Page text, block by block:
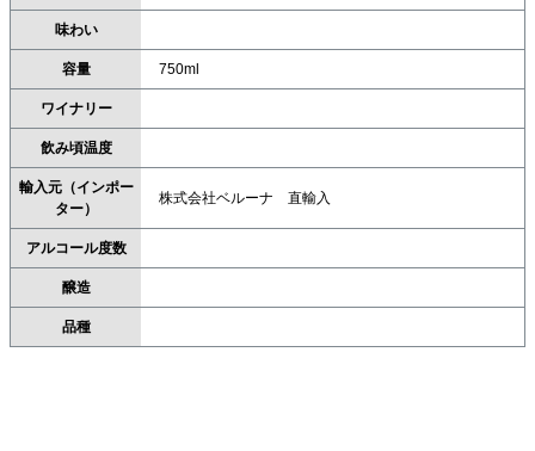
味わい
容量 750ml
ワイナリー
飲み頃温度
輸入元（インポー
ター）
株式会社ベルーナ 直輸入
アルコール度数
醸造
品種